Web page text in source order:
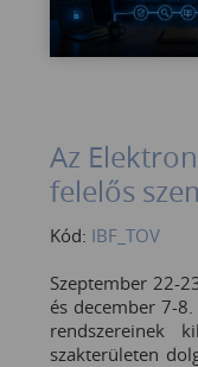
Az
felelős
Kód: IBF_TOV
Szeptember 22-
és december 7-
rendszereinek
szakterületen